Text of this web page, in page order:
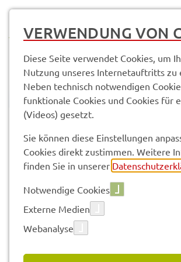
Vorle­sen
Bera­tungs­
VERWENDUNG VON
Diese Seite verwendet Cookies, um
Nutzung unseres Internetauftritts zu
Neben technisch notwendigen
funktionale Cookies und Cookies für
(Videos) gesetzt.
Sie können diese Einstellungen
Cookies direkt zustimmen. Weitere
finden Sie in unserer
Notwendige Cookies
Externe Medien
Webanalyse